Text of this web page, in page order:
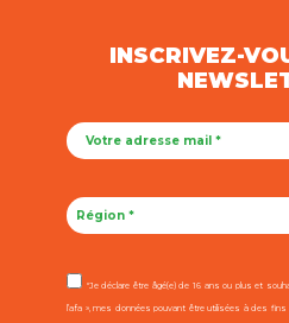
INSCRIVEZ-
"Je déclare être âgé(e) de 16 ans ou plus et
l’afa », mes données pouvant être utilisées à des